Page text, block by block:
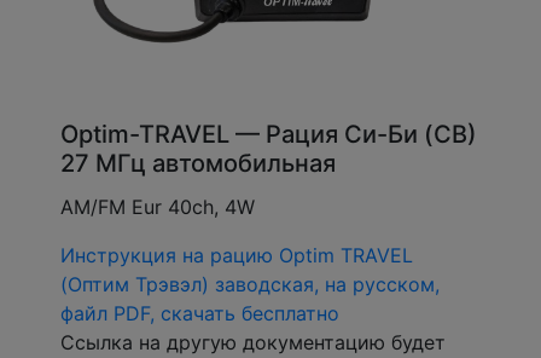
Optim-TRAVEL — Рация Си-Би (CB)
27 МГц автомобильная
AM/FM Eur 40ch, 4W
Инструкция на рацию Optim TRAVEL
(Оптим Трэвэл) заводская, на русском,
файл PDF, скачать бесплатно
Ссылка на другую документацию будет